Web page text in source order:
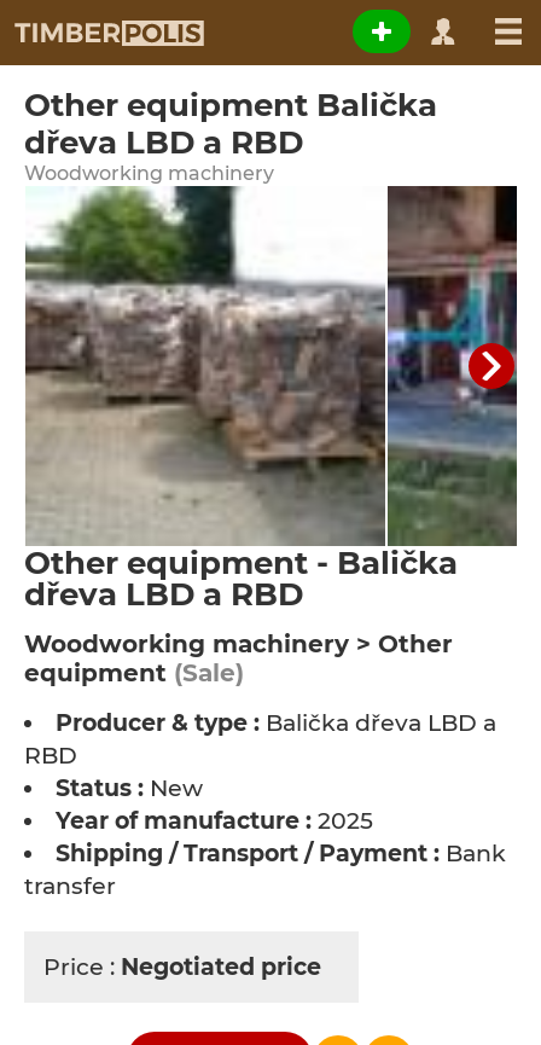
Other equipment Balička
dřeva LBD a RBD
Woodworking machinery
Other equipment - Balička
dřeva LBD a RBD
Woodworking machinery > Other
equipment (Sale)
Producer & type : Balička dřeva LBD a
RBD
Status : New
Year of manufacture : 2025
Shipping / Transport / Payment : Bank
transfer
Price : Negotiated price